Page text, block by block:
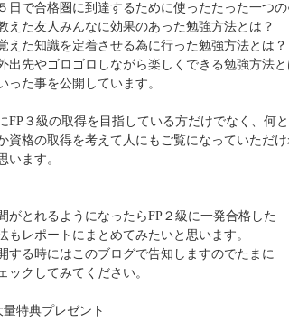
日で合格圏に到達するために使ったたった一つ
えた友人みんなに効果のあった勉強方法とは？
えた知識を定着させる為に行った勉強方法とは？
出先やゴロゴロしながら楽しくできる勉強方法と
った事を公開しています。
FP３級の取得を目指している方だけでなく、何と
資格の取得を考えて人にもご覧になっていただ
います。
がとれるようになったらFP２級に一発合格した
もレポートにまとめてみたいと思います。
する時にはこのブログで告知しますのでたまに
ックしてみてください。
量特典プレゼント